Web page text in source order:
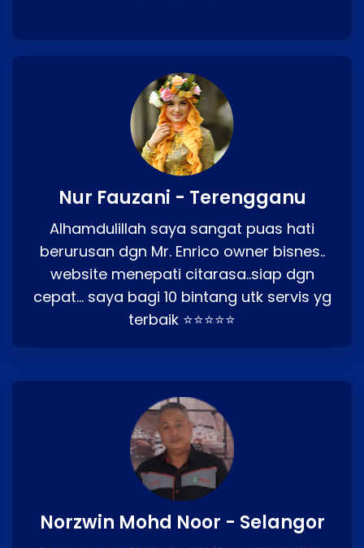
Nur Fauzani - Terengganu
Alhamdulillah saya sangat puas hati
berurusan dgn Mr. Enrico owner bisnes..
website menepati citarasa..siap dgn
cepat… saya bagi 10 bintang utk servis yg
terbaik ⭐⭐⭐⭐⭐
Norzwin Mohd Noor - Selangor